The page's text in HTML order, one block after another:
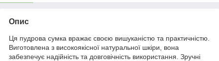
Опис
Ця пудрова сумка вражає своєю вишуканістю та практичністю.
Виготовлена з високоякісної натуральної шкіри, вона
забезпечує надійність та довговічність використання. Зручні